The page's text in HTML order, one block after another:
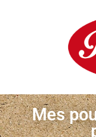
Mes